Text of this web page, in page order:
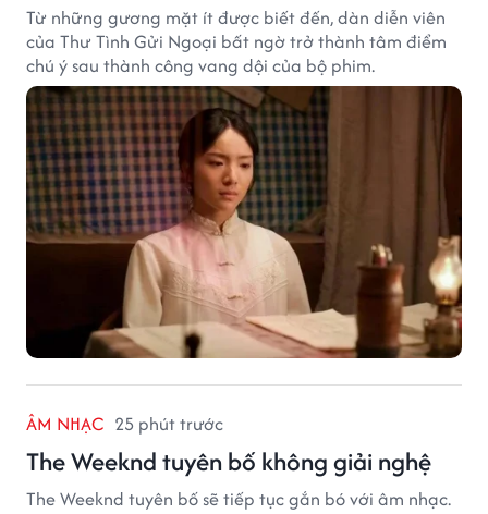
Từ những gương mặt ít được biết đến, dàn diễn viên
của Thư Tình Gửi Ngoại bất ngờ trở thành tâm điểm
chú ý sau thành công vang dội của bộ phim.
ÂM NHẠC 25 phút trước
The Weeknd tuyên bố không giải nghệ
The Weeknd tuyên bố sẽ tiếp tục gắn bó với âm nhạc.